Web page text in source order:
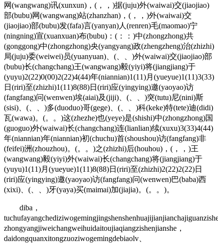
网(wangwang)讯(xunxun)，(，，)据(juju)外(waiwai)交(jiaojiao)
部(bubu)网(wangwang)站(zhanzhan)，(，，)外(waiwai)交
(jiaojiao)部(bubu)发(fafa)言(yanyan)人(renren)毛(maomao)宁
(ningning)宣(xuanxuan)布(bubu)：(：：)中(zhongzhong)共
(gonggong)中(zhongzhong)央(yangyang)政(zhengzheng)治(zhizhi)
局(juju)委(weiwei)员(yuanyuan)、(、、)外(waiwai)交(jiaojiao)部
(bubu)长(changchang)王(wangwang)毅(yiyi)将(jiangjiang)于
(yuyu)2(22)0(00)2(22)4(44)年(niannian)1(11)月(yueyue)1(11)3(33)
日(riri)至(zhizhi)1(11)8(88)日(riri)应(yingying)邀(yaoyao)访
(fangfang)问(wenwen)埃(aiai)及(jiji)、(、、)突(tutu)尼(nini)斯
(sisi)、(、、)多(duoduo)哥(gege)、(、、)科(keke)特(tete)迪(didi)
瓦(wawa)。(。。)这(zhezhe)也(yeye)是(shishi)中(zhongzhong)国
(guoguo)外(waiwai)长(changchang)连(lianlian)续(xuxu)3(33)4(44)
年(niannian)年(niannian)初(chuchu)首(shoushou)访(fangfang)非
(feifei)洲(zhouzhou)。(。。)之(zhizhi)后(houhou)，(，，)王
(wangwang)毅(yiyi)外(waiwai)长(changchang)将(jiangjiang)于
(yuyu)1(11)月(yueyue)1(11)8(88)日(riri)至(zhizhi)2(22)2(22)日
(riri)应(yingying)邀(yaoyao)访(fangfang)问(wenwen)巴(baba)西
(xixi)、(、、)牙(yaya)买(maimai)加(jiajia)。(。。)。
diba，
zhongyangjiweichangweihuidaitoujiaqiangzishenjianshe，
daidongquanxitongzuoziwogemingdebiaolv、